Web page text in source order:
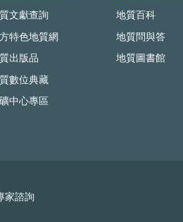
文獻查詢
特色地質網
出版品
數位典藏
中心專區
地質百科
地質問與答
地質圖書館
家諮詢